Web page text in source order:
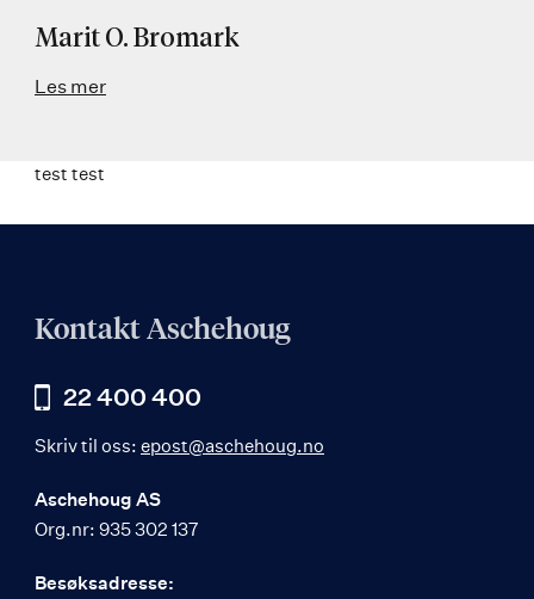
Marit O. Bromark
Les mer
test test
Kontakt Aschehoug
22 400 400
Skriv til oss: epost@aschehoug.no
Aschehoug AS
Org.nr: 935 302 137
Besøksadresse: